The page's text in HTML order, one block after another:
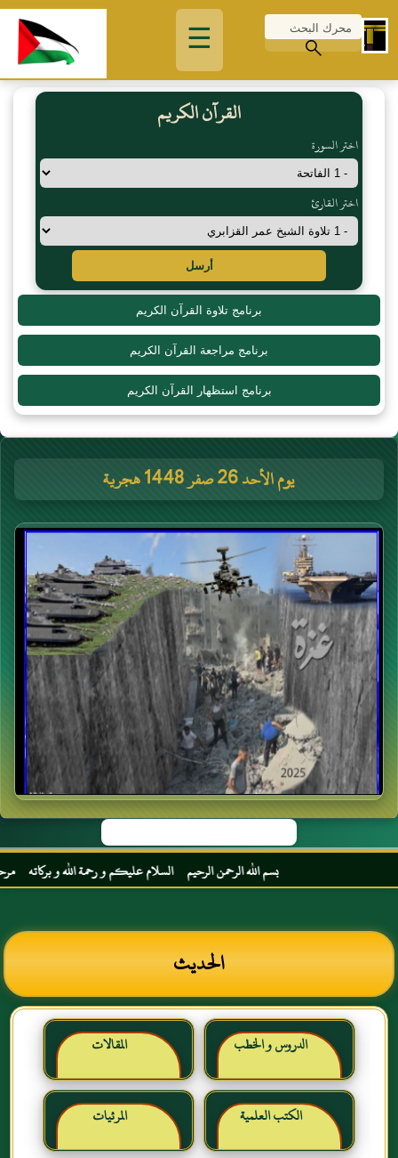
☰
القرآن الكريم
اختر السورة
اختر القارئ
أرسل
برنامج تلاوة القرآن الكريم
برنامج مراجعة القرآن الكريم
برنامج استظهار القرآن الكريم
يوم الأحد 26 صفر 1448 هجرية
بسم الله الرحمن الرحيم السلام عليكم و رحمة الله و بركاته
الحديث
الدروس و الخطب المقالات
الكتب العلمية المرئيات